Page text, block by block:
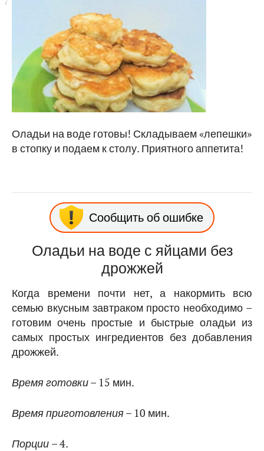
Оладьи на воде готовы! Складываем «лепешки»
в стопку и подаем к столу. Приятного аппетита!
Сообщить об ошибке
Оладьи на воде с яйцами без
дрожжей
Когда времени почти нет, а накормить всю
семью вкусным завтраком просто необходимо –
готовим очень простые и быстрые оладьи из
самых простых ингредиентов без добавления
дрожжей.
Время готовки– 15 мин.
Время приготовления– 10 мин.
Порции – 4.